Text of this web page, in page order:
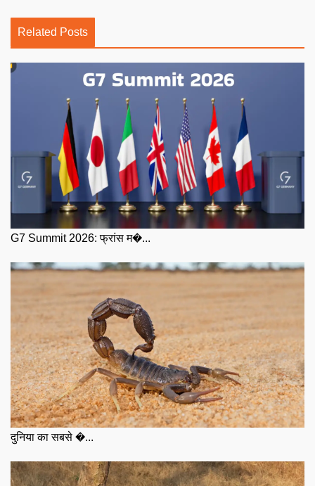
Related Posts
G7 Summit 2026: फ्रांस म�...
दुनिया का सबसे �...